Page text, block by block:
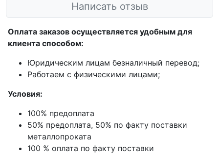
Написать отзыв
Оплата заказов осуществляется удобным для
клиента способом:
Юридическим лицам безналичный перевод;
Работаем с физическими лицами;
Условия:
100% предоплата
50% предоплата, 50% по факту поставки
металлопроката
100 % оплата по факту поставки